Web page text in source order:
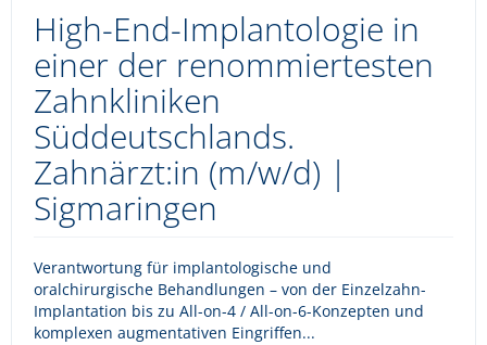
High-End-Implantologie in
einer der renommiertesten
Zahnkliniken
Süddeutschlands.
Zahnärzt:in (m/w/d) |
Sigmaringen
Verantwortung für implantologische und
oralchirurgische Behandlungen – von der Einzelzahn-
Implantation bis zu All-on-4 / All-on-6-Konzepten und
komplexen augmentativen Eingriffen...